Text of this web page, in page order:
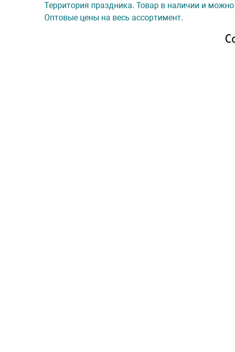
Территория праздника. Товар в наличии и
Оптовые цены на весь ассортимент.